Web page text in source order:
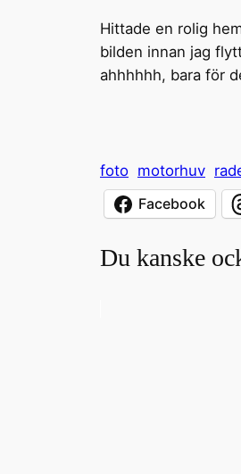
Hittade en rolig
bilden innan jag
ahhhhhh, bara för
foto motorhuv
Facebook
Du kanske